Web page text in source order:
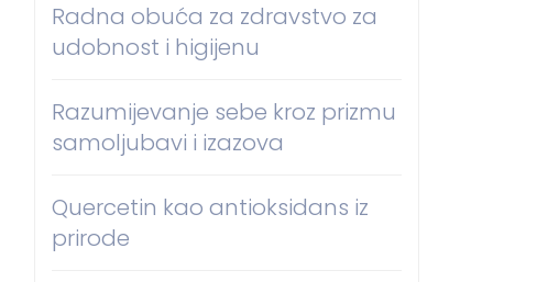
Radna obuća za zdravstvo za
udobnost i higijenu
Razumijevanje sebe kroz prizmu
samoljubavi i izazova
Quercetin kao antioksidans iz
prirode